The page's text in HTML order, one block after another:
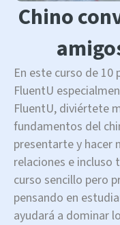
Chino
En este curso de
FluentU
FluentU, diviértete
fundamentos del
presentarte y hacer
relaciones e incluso
curso sencillo pero
pensando en
ayudará a dominar